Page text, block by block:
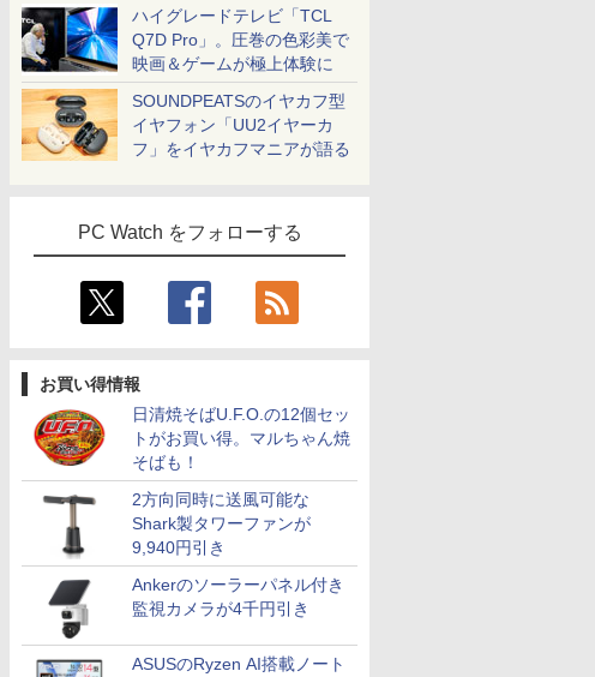
ハイグレードテレビ「TCL
Q7D Pro」。圧巻の色彩美で
映画＆ゲームが極上体験に
SOUNDPEATSのイヤカフ型
イヤフォン「UU2イヤーカ
フ」をイヤカフマニアが語る
PC Watch をフォローする
お買い得情報
日清焼そばU.F.O.の12個セッ
トがお買い得。マルちゃん焼
そばも！
2方向同時に送風可能な
Shark製タワーファンが
9,940円引き
Ankerのソーラーパネル付き
監視カメラが4千円引き
ASUSのRyzen AI搭載ノート